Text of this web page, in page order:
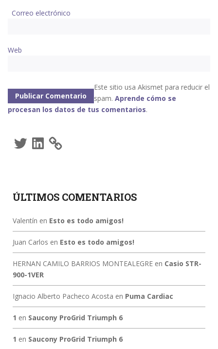
Correo electrónico
Web
Este sitio usa Akismet para reducir el
spam. Aprende cómo se
procesan los datos de tus comentarios.
TwitterLinkedIn
ÚLTIMOS COMENTARIOS
Valentín en Esto es todo amigos!
Juan Carlos en Esto es todo amigos!
HERNAN CAMILO BARRIOS MONTEALEGREen Casio STR-
900-1VER
Ignacio Alberto Pacheco Acosta en Puma Cardiac
1 en Saucony ProGrid Triumph 6
1 en Saucony ProGrid Triumph 6